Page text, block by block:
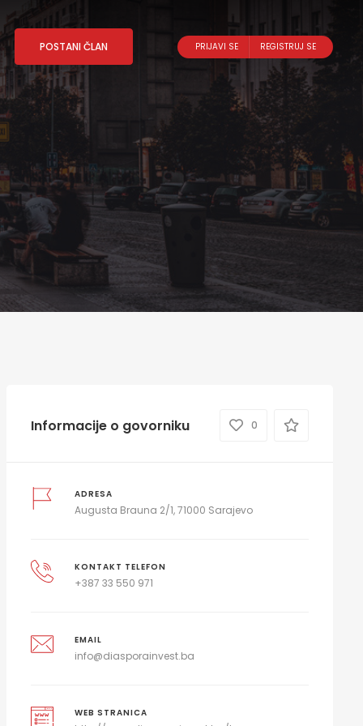
POSTANI ČLAN PRIJAVI SE REGISTRUJ SE
Informacije o govorniku 0
ADRESA
Augusta Brauna 2/1, 71000 Sarajevo
KONTAKT TELEFON
+387 33 550 971
EMAIL
info@diasporainvest.ba
WEB STRANICA